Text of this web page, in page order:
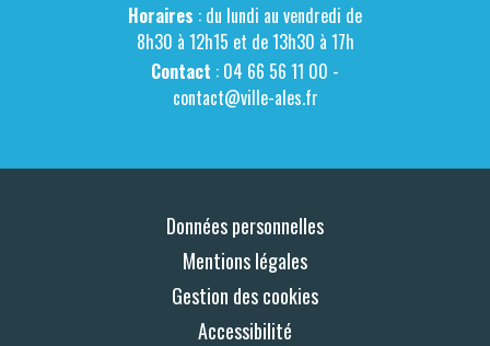
Horaires : du lundi au vendredi de
8h30 à 12h15 et de 13h30 à 17h
Contact : 04 66 56 11 00 -
contact@ville-ales.fr
Données personnelles
Mentions légales
Gestion des cookies
Accessibilité